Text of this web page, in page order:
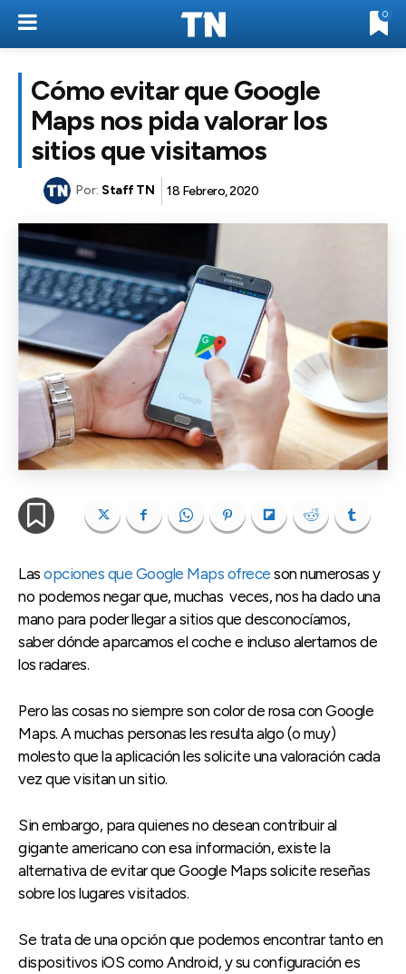
0
Cómo evitar que Google
Maps nos pida valorar los
sitios que visitamos
Por: Staff TN 18 Febrero, 2020
Las opciones que Google Maps ofrece son numerosas y
no podemos negar que, muchas veces, nos ha dado una
mano para poder llegar a sitios que desconocíamos,
saber dónde aparcamos el coche e incluso alertarnos de
los radares.
Pero las cosas no siempre son color de rosa con Google
Maps. A muchas personas les resulta algo (o muy)
molesto que la aplicación les solicite una valoración cada
vez que visitan un sitio.
Sin embargo, para quienes no desean contribuir al
gigante americano con esa información, existe la
alternativa de evitar que Google Maps solicite reseñas
sobre los lugares visitados.
Se trata de una opción que podemos encontrar tanto en
dispositivos iOS como Android, y su configuración es